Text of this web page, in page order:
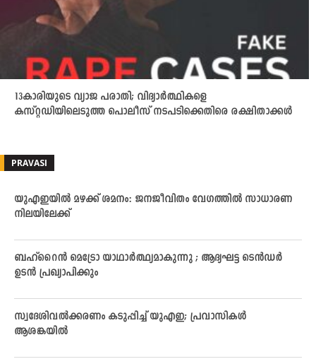
13കാരിയുടെ വ്യാജ പരാതി; വിദ്യാര്‍ത്ഥികളെ
കസ്റ്റഡിയിലെടുത്ത പൊലീസ് നടപടിക്കെതിരെ രക്ഷിതാക്കള്‍
PRAVASI
യുഎഇയിൽ മഴക്ക് ശമനം: ജനജീവിതം വേഗത്തിൽ സാധാരണ
നിലയിലേക്ക്
ബഹ്‌റൈൻ മെട്രോ യാഥാർത്ഥ്യമാകുന്നു ; ആദ്യഘട്ട ടെൻഡർ
ഉടൻ പ്രഖ്യാപിക്കും
സ്വദേശിവൽക്കരണം കടുപ്പിച്ച് യുഎഇ; പ്രവാസികൾ
ആശങ്കയിൽ